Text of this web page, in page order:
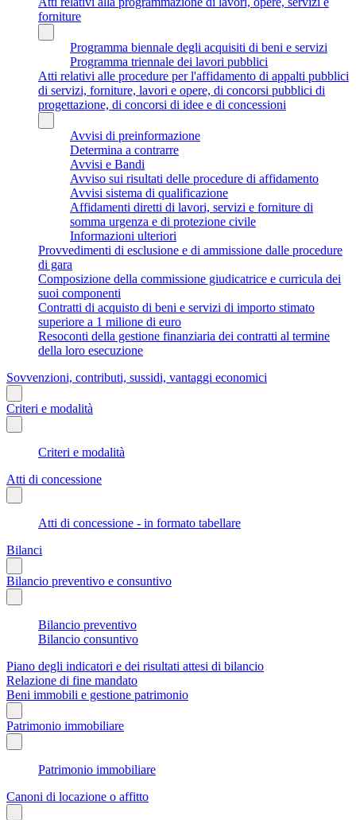
forniture
Programma biennale degli acquisiti di beni e servizi
Programma triennale dei lavori pubblici
Atti relativi alle procedure per l'affidamento di appalti pubblici
di servizi, forniture, lavori e opere, di concorsi pubblici di
progettazione, di concorsi di idee e di concessioni
Avvisi di preinformazione
Determina a contrarre
Avvisi e Bandi
Avviso sui risultati delle procedure di affidamento
Avvisi sistema di qualificazione
Affidamenti diretti di lavori, servizi e forniture di
somma urgenza e di protezione civile
Informazioni ulteriori
Provvedimenti di esclusione e di ammissione dalle procedure
di gara
Composizione della commissione giudicatrice e curricula dei
suoi componenti
Contratti di acquisto di beni e servizi di importo stimato
superiore a 1 milione di euro
Resoconti della gestione finanziaria dei contratti al termine
della loro esecuzione
Sovvenzioni, contributi, sussidi, vantaggi economici
Criteri e modalità
Criteri e modalità
Atti di concessione
Atti di concessione - in formato tabellare
Bilanci
Bilancio preventivo e consuntivo
Bilancio preventivo
Bilancio consuntivo
Piano degli indicatori e dei risultati attesi di bilancio
Relazione di fine mandato
Beni immobili e gestione patrimonio
Patrimonio immobiliare
Patrimonio immobiliare
Canoni di locazione o affitto